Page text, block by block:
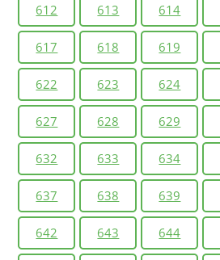
612 613 614
617 618 619
622 623 624
627 628 629
632 633 634
637 638 639
642 643 644